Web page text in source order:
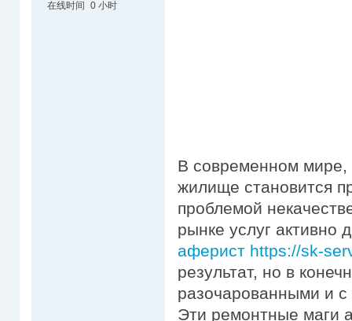
在线时间 0 小时
В современном мире,
жилище становится
проблемой
рынке услуг
аферист https://sk-
результат, но в
разочарованными и
Эти ремонтные маги